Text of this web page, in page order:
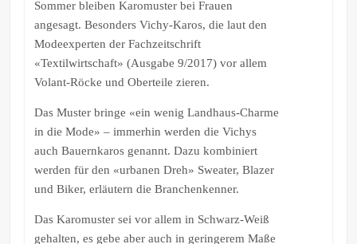
Sommer bleiben Karomuster bei Frauen
angesagt. Besonders Vichy-Karos, die laut den
Modeexperten der Fachzeitschrift
«Textilwirtschaft» (Ausgabe 9/2017) vor allem
Volant-Röcke und Oberteile zieren.
Das Muster bringe «ein wenig Landhaus-Charme
in die Mode» – immerhin werden die Vichys
auch Bauernkaros genannt. Dazu kombiniert
werden für den «urbanen Dreh» Sweater, Blazer
und Biker, erläutern die Branchenkenner.
Das Karomuster sei vor allem in Schwarz-Weiß
gehalten, es gebe aber auch in geringerem Maße